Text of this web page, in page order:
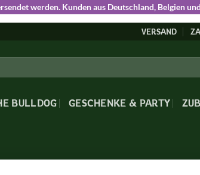
werden. Kunden aus Deutschland, Belgien
VERSAND
BULLDOG GESCHENKE & PARTY